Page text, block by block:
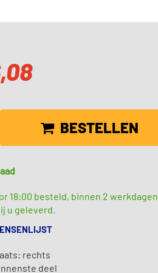
BESTELLEN
18:00 besteld, binnen 2 werkdagen
u geleverd.
rechts
deel